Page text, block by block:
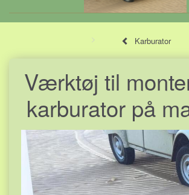
Karburator
Værktøj til
karburator på